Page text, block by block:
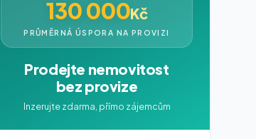
130 000Kč
PRŮMĚRNÁ ÚSPORA NA PROVIZI
Prodejte nemovitost
bez provize
Inzerujte zdarma, přímo zájemcům